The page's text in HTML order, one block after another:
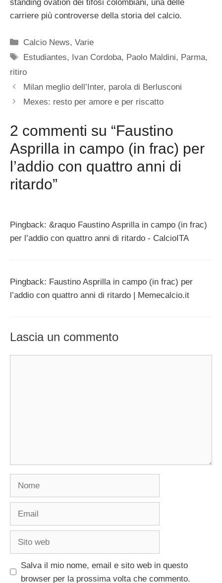
standing ovation dei tifosi colombiani, una delle
carriere più controverse della storia del calcio.
Categorie
Calcio News,Varie
Tag
Estudiantes, Ivan Cordoba, Paolo Maldini, Parma,
ritiro
Milan meglio dell’Inter, parola di Berlusconi
Mexes: resto per amore e per riscatto
2 commenti su “Faustino
Asprilla in campo (in frac) per
l’addio con quattro anni di
ritardo”
Pingback: &raquo Faustino Asprilla in campo (in frac)
per l’addio con quattro anni di ritardo - CalcioITA
Pingback: Faustino Asprilla in campo (in frac) per
l’addio con quattro anni di ritardo | Memecalcio.it
Lascia un commento
Nome
Email
Sito
Salva il mio nome, email e sito web in questo
browser per la prossima volta che commento.